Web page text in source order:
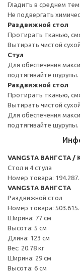
Гладить в среднем
Не подвергать
Раздвижной стол
Протирать тканью,
Вытирать чистой
Стул
Для обеспечения
подтягивайте шурупы.
Раздвижной стол
Протирать тканью,
Вытирать чистой
Для обеспечения
подтягивайте шурупы.
VANGSTA ВАНГСТА /
Стол и 4 стула
Номер товара:
VANGSTA ВАНГСТА
Раздвижной стол
Номер товара:
Ширина: 77 см
Высота: 5 см
Длина: 123 см
Вес: 20.78 кг
Ширина: 29 см
Высота: 6 см